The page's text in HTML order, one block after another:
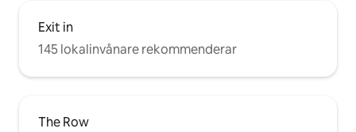
Exit in
145 lokalinvånare rekommenderar
The Row